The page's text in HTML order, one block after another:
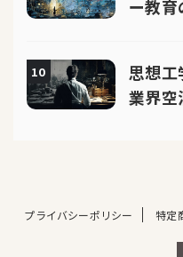
ー教育
10
思想工
業界空
プライバシーポリシー 特定